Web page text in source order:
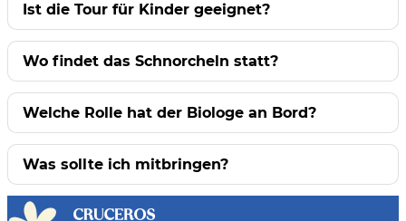
Ist die Tour für Kinder geeignet?
Wo findet das Schnorcheln statt?
Welche Rolle hat der Biologe an Bord?
Was sollte ich mitbringen?